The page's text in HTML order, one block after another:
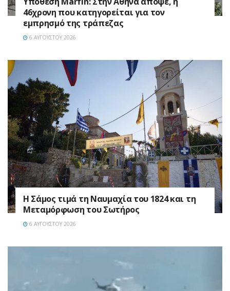
46χρονη που κατηγορείται για τον
εμπρησμό της τράπεζας
6 ΑΥΓΟΎΣΤΟΥ 2026
Η Σάμος τιμά τη Ναυμαχία του 1824 και τη
Μεταμόρφωση του Σωτήρος
6 ΑΥΓΟΎΣΤΟΥ 2026